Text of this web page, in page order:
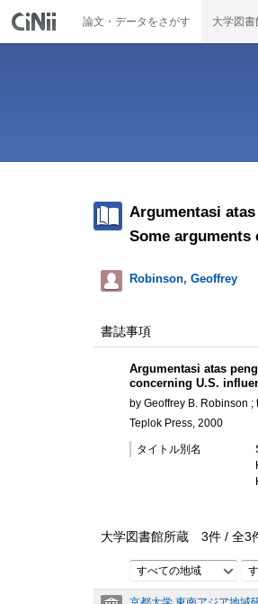
論文・データをさがす 大学図
Argumentasi
Some arguments
Robinson, Geoffrey
書誌事項
Argumentasi atas
concerning U.S.
by Geoffrey B. Robinson
Teplok Press, 2000
タイトル別名
大学図書館所蔵 3件 / 全3
すべての地域